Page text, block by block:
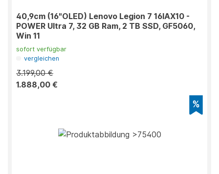
40,9cm (16"OLED) Lenovo Legion 7 16IAX10 -
POWER Ultra 7, 32 GB Ram, 2 TB SSD, GF5060,
Win 11
sofort verfügbar
vergleichen
3.199,00 €
1.888,00 €